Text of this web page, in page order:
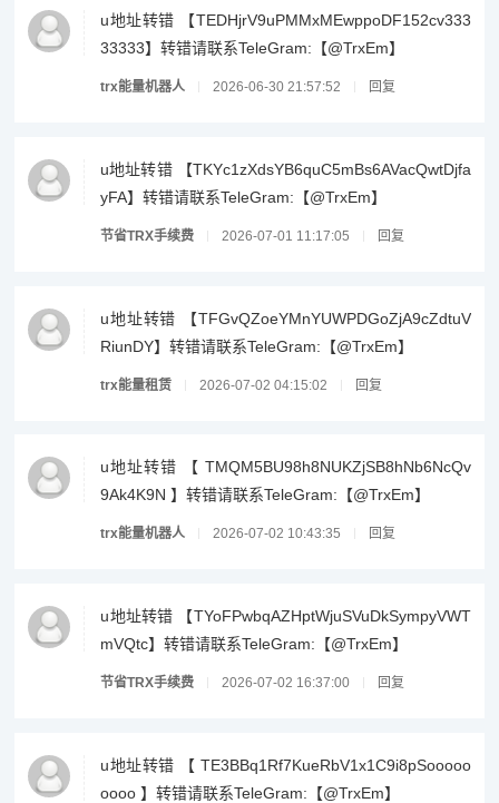
u地址转错 【TEDHjrV9uPMMxMEwppoDF152cv333
33333】转错请联系TeleGram:【@TrxEm】
trx能量机器人 2026-06-30 21:57:52 回复
u地址转错 【TKYc1zXdsYB6quC5mBs6AVacQwtDjfa
yFA】转错请联系TeleGram:【@TrxEm】
节省TRX手续费 2026-07-01 11:17:05 回复
u地址转错 【TFGvQZoeYMnYUWPDGoZjA9cZdtuV
RiunDY】转错请联系TeleGram:【@TrxEm】
trx能量租赁 2026-07-02 04:15:02 回复
u地址转错 【 TMQM5BU98h8NUKZjSB8hNb6NcQv
9Ak4K9N 】转错请联系TeleGram:【@TrxEm】
trx能量机器人 2026-07-02 10:43:35 回复
u地址转错 【TYoFPwbqAZHptWjuSVuDkSympyVWT
mVQtc】转错请联系TeleGram:【@TrxEm】
节省TRX手续费 2026-07-02 16:37:00 回复
u地址转错 【 TE3BBq1Rf7KueRbV1x1C9i8pSooooo
oooo 】转错请联系TeleGram:【@TrxEm】